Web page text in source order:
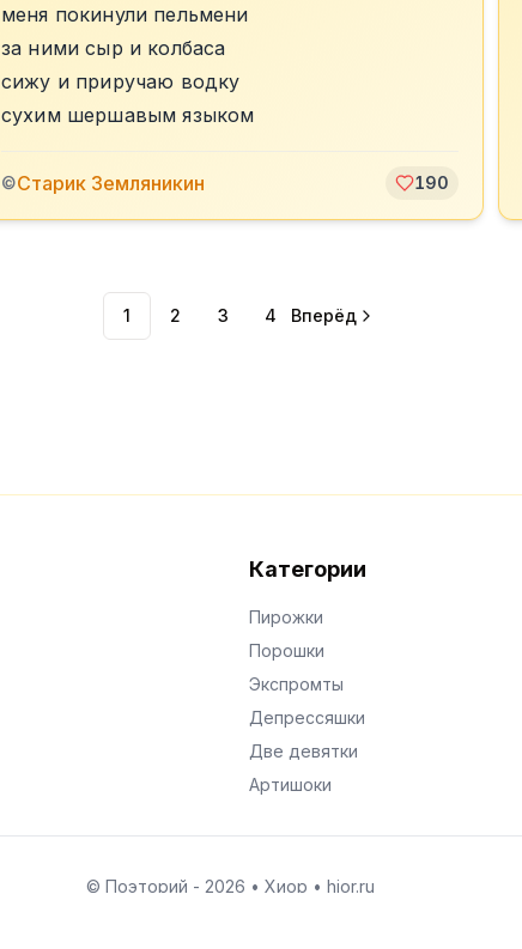
меня покинули пельмени
за ними сыр и колбаса
сижу и приручаю водку
сухим шершавым языком
©Старик Земляникин 190
1 2 3 4 Вперёд
Категории
Пирожки
Порошки
Экспромты
Депрессяшки
Две девятки
Артишоки
© Поэторий - 2026 • Хиор • hior.ru